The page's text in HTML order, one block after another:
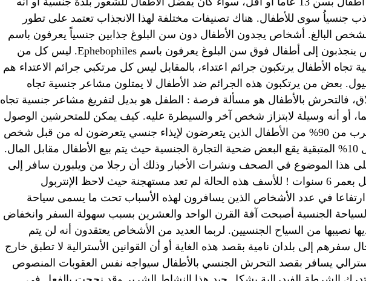
جنسياُ سوى للأطفال. هناك تصنيفات مختلفة لهذا الانجذاب تعتمد على تطور
البالغ. أشخاص يجدون الأطفال دون سن البلوغ جذابين جنسياً يعرفون باسم
hebephiles. أشخاص ينجذبون إلى أطفال فوق سن البلوغ يعرفون باسم Ephebophiles. ليس كل من
تجاه الأطفال يرتكبون جرائم اعتداء، بالمقابل ليس كل مرتكبي جرائم الاعتداء هم
بعض من يرتكبون هذه الجرائم ضد الأطفال لا يمتلون مشاعر جنسية تجاه
فالتحرش بالأطفال هو مسألة فرصة : الطفل هو بديل لتفريغ مشاعر جنسية تجاه
أو أنه وسيلة لابتزاز شخص آخر والسيطرة عليه. كيف يمكن للمتحرشين الوصول
إلى الأطفال؟ ما يقرب من 90% من الأطفال الذين يتعرضون لإيذاء جنسي يتعرضون له من قبل شخص
يعرفونه. من بين ال 10% المتبقية يقع البعض ضحية التجارة الجنسية حيث يتم بيع الأطفال مقابل المال.
هذا الموضوع في الصحف ونشرات الأخبار وذلك أن رجلا من ويلبورن سافر إلى
نيويورك لشراء طفل بعمر 6 سنوات ! للأسف هذه الحالة لم تعد مستهجنة حيث لاحظ الإنتربول
ارتفاعا في عدد الأشخاص الذين يسافرون لهذه الأسباب تحت ما يسمى سياحة
السياحة الجنسية أصبحت آفة القرن الواحد والعشرين بسبب سهولة السفر وانخفاض
نصيبها من السياح الجنسيين. لربما العديد من الأشخاص يعتقدون أنه لن يتم
سفرهم إلى بلدان نامية بقصد هذه الغاية أو أن القوانين الأسترالية لا تطبق خارج
يسافر بقصد التحرش الجنسي بالأطفال سيواجه نفس العقوبات المنصوص